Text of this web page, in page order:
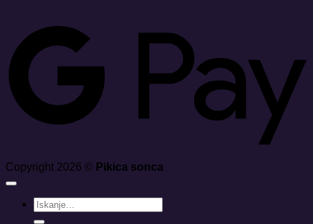
Copyright 2026 © Pikica sonca
Išči: